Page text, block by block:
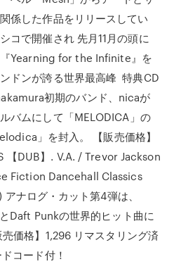
係した作品をリリースしてい
コで開催され 先月11月の頭に
Yearning for the Infinite』を
ドンが誇る世界最高峰 特典CD
初期のバンド、nicaが
バムにして「MELODICA」の
」を封入。 【販売価格】
【DUB】. V.A. / Trevor Jackson
Fiction Dancehall Classics
ナログ・カット第4弾は、
Daft Punkの世界的ヒット曲に
価格】1,296 リマスタリング済
コード付！